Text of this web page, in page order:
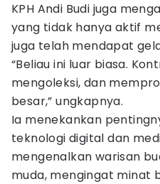
KPH Andi Budi juga
yang tidak hanya aktif
juga telah mendapat
“Beliau ini luar biasa.
mengoleksi, dan
besar,” ungkapnya.
Ia menekankan
teknologi digital dan
mengenalkan warisan
muda, mengingat minat